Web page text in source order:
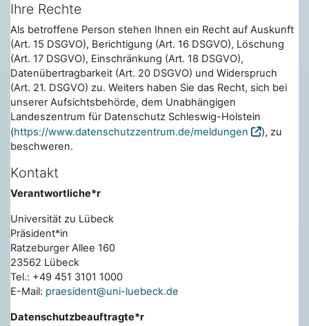
Ihre Rechte
Als betroffene Person stehen Ihnen ein Recht auf Auskunft
(Art. 15 DSGVO), Berichtigung (Art. 16 DSGVO), Löschung
(Art. 17 DSGVO), Einschränkung (Art. 18 DSGVO),
Datenübertragbarkeit (Art. 20 DSGVO) und Widerspruch
(Art. 21. DSGVO) zu. Weiters haben Sie das Recht, sich bei
unserer Aufsichtsbehörde, dem Unabhängigen
Landeszentrum für Datenschutz Schleswig-Holstein
(https://www.datenschutzzentrum.de/meldungen
), zu
beschweren.
Kontakt
Verantwortliche*r
Universität zu Lübeck
Präsident*in
Ratzeburger Allee 160
23562 Lübeck
Tel.: +49 451 3101 1000
E-Mail: praesident@uni-luebeck.de
Datenschutzbeauftragte*r